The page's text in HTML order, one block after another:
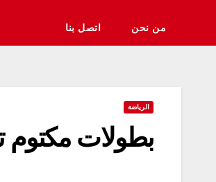
من نحن اتصل بنا
الرياضة
بطولات مكتوم